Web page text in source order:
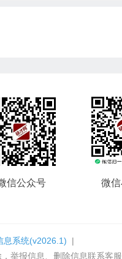
信公众号 微
息系统(v2026.1) |
举报信息、删除信息联系客服